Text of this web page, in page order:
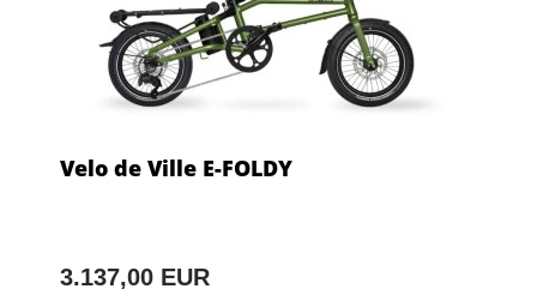
Velo de Ville E-FOLDY
3.137,00 EUR